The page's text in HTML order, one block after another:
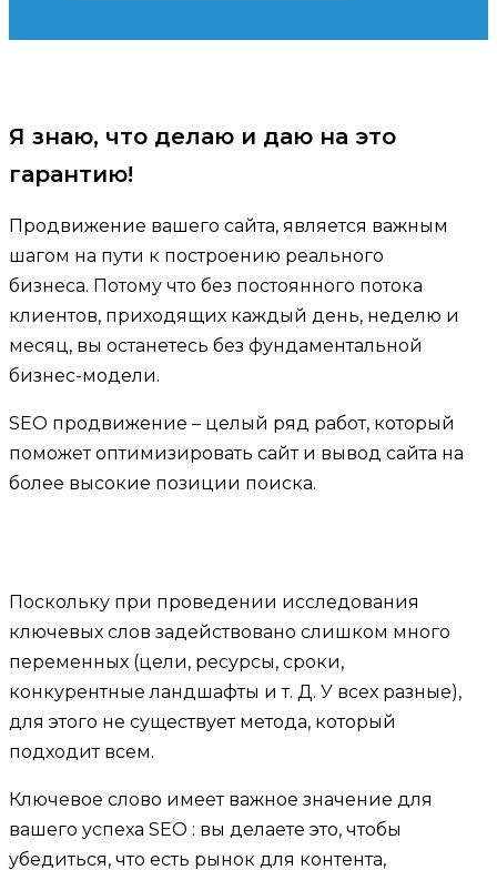
Я знаю, что делаю и даю на это
гарантию!
Продвижение вашего сайта, является важным
шагом на пути к построению реального
бизнеса. Потому что без постоянного потока
клиентов, приходящих каждый день, неделю и
месяц, вы останетесь без фундаментальной
бизнес-модели.
SEO продвижение – целый ряд работ, который
поможет оптимизировать сайт и вывод сайта на
более высокие позиции поиска.
Поскольку при проведении исследования
ключевых слов задействовано слишком много
переменных (цели, ресурсы, сроки,
конкурентные ландшафты и т. Д. У всех разные),
для этого не существует метода, который
подходит всем.
Ключевое слово имеет важное значение для
вашего успеха SEO : вы делаете это, чтобы
убедиться, что есть рынок для контента,